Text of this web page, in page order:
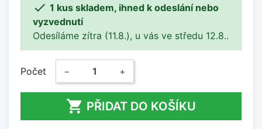
 1 kus skladem, ihned k odeslání nebo
vyzvednutí
Odesíláme zítra (11.8.), u vás ve středu 12.8..
Počet − +
 PŘIDAT DO KOŠÍKU